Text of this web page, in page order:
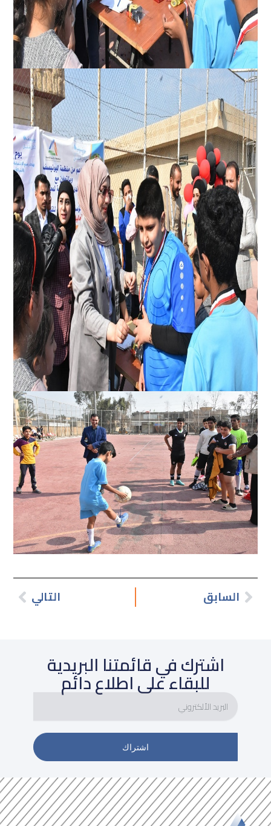
السابق التالي Next
اشترك في قائمتنا البريدية
للبقاء على اطلاع دائم
الألكتروني
اشتراك